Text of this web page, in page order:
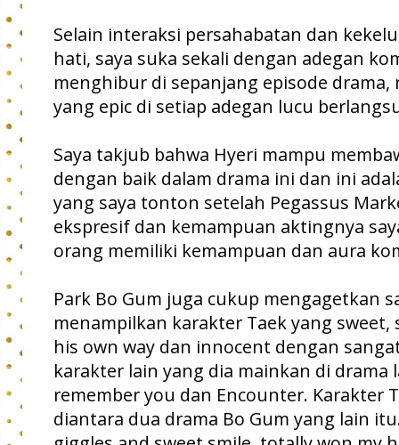
Selain interaksi persahabatan dan
hati, saya suka sekali dengan adegan
menghibur di sepanjang episode
yang epic di setiap adegan lucu
Saya takjub bahwa Hyeri mampu
dengan baik dalam drama ini dan ini
yang saya tonton setelah Pegassus
ekspresif dan kemampuan aktingnya
orang memiliki kemampuan dan aura
Park Bo Gum juga cukup mengagetkan
menampilkan karakter Taek yang
his own way dan innocent dengan
karakter lain yang dia mainkan di
remember you dan Encounter. Karakter
diantara dua drama Bo Gum yang lain